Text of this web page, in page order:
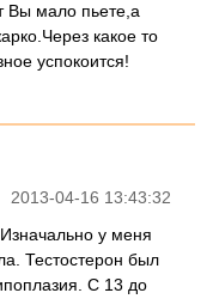
Вы мало пьете,а
какое то
успокоится!
2013-04-16 13:43:32
у меня
Тестостерон был
С 13 до